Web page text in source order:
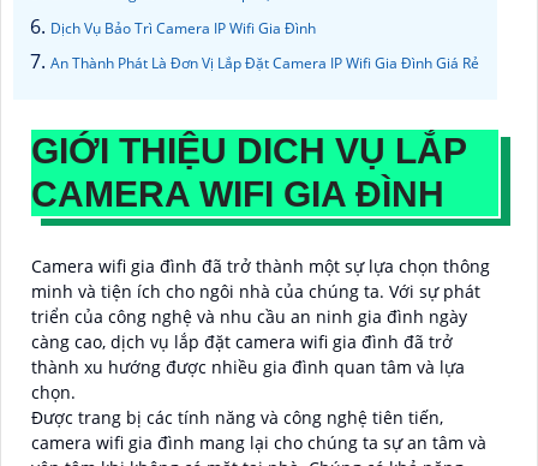
Dịch Vụ Bảo Trì Camera IP Wifi Gia Đình
An Thành Phát Là Đơn Vị Lắp Đặt Camera IP Wifi Gia Đình Giá Rẻ
GIỚI THIỆU DICH VỤ LẮP
CAMERA WIFI GIA ĐÌNH
Camera wifi gia đình đã trở thành một sự lựa chọn thông
minh và tiện ích cho ngôi nhà của chúng ta. Với sự phát
triển của công nghệ và nhu cầu an ninh gia đình ngày
càng cao, dịch vụ lắp đặt camera wifi gia đình đã trở
thành xu hướng được nhiều gia đình quan tâm và lựa
chọn.
Được trang bị các tính năng và công nghệ tiên tiến,
camera wifi gia đình mang lại cho chúng ta sự an tâm và